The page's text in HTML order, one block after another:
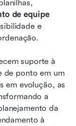
de equipe
e
suporte à
de ponto em um
em evolução, as
a
da
à